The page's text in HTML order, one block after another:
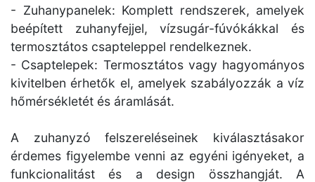
- Zuhanypanelek: Komplett rendszerek, amelyek
beépített zuhanyfejjel, vízsugár-fúvókákkal és
termosztátos csapteleppel rendelkeznek.
- Csaptelepek: Termosztátos vagy hagyományos
kivitelben érhetők el, amelyek szabályozzák a víz
hőmérsékletét és áramlását.
A zuhanyzó felszereléseinek kiválasztásakor
érdemes figyelembe venni az egyéni igényeket, a
funkcionalitást és a design összhangját. A